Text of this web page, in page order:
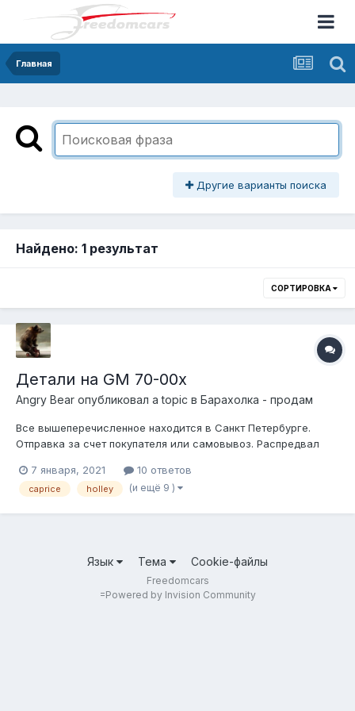
Главная
Другие варианты поиска
Найдено: 1 результат
СОРТИРОВКА
Детали на GM 70-00х
Angry Bear опубликовал a topic в Барахолка - продам
Все вышеперечисленное находится в Санкт Петербурге.
Отправка за счет покупателя или самовывоз. Распредвал
(бу) 3000р Кусочек Holley 80509 4bbl 750cfm привод
вторичных заслонок вакуум. Новый (просто запылился).
7 января, 2021 10 ответов
caprice holley (и ещё 9 )
Язык Тема Cookie-файлы
Freedomcars
=Powered by Invision Community